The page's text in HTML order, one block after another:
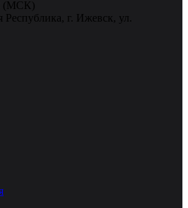
(МСК)
Республика, г. Ижевск, ул.